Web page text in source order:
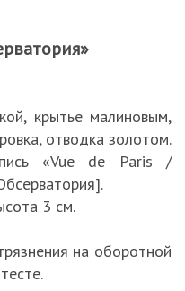
крытье малиновым,
отводка золотом.
«Vue de Paris /
3 см.
на оборотной